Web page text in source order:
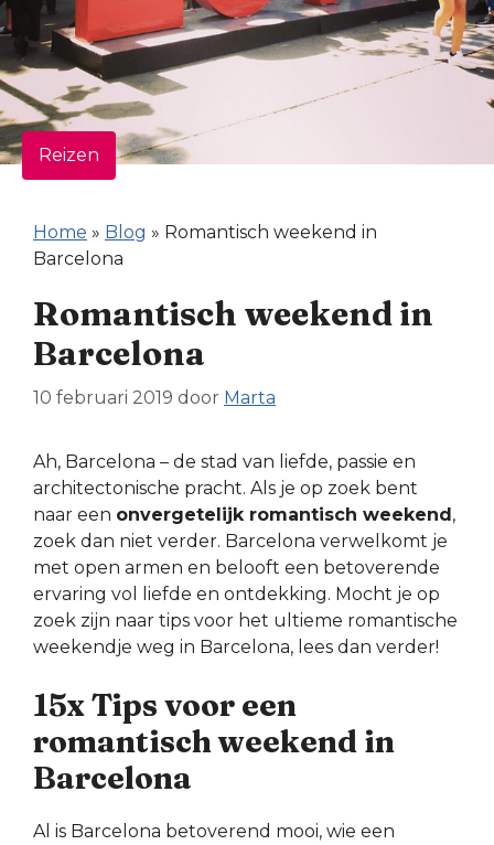
Reizen
Home » Blog » Romantisch weekend in
Barcelona
Romantisch weekend in
Barcelona
10 februari 2019 door Marta
Ah, Barcelona – de stad van liefde, passie en
architectonische pracht. Als je op zoek bent
naar een onvergetelijk romantisch weekend,
zoek dan niet verder. Barcelona verwelkomt je
met open armen en belooft een betoverende
ervaring vol liefde en ontdekking. Mocht je op
zoek zijn naar tips voor het ultieme romantische
weekendje weg in Barcelona, lees dan verder!
15x Tips voor een
romantisch weekend in
Barcelona
Al is Barcelona betoverend mooi, wie een